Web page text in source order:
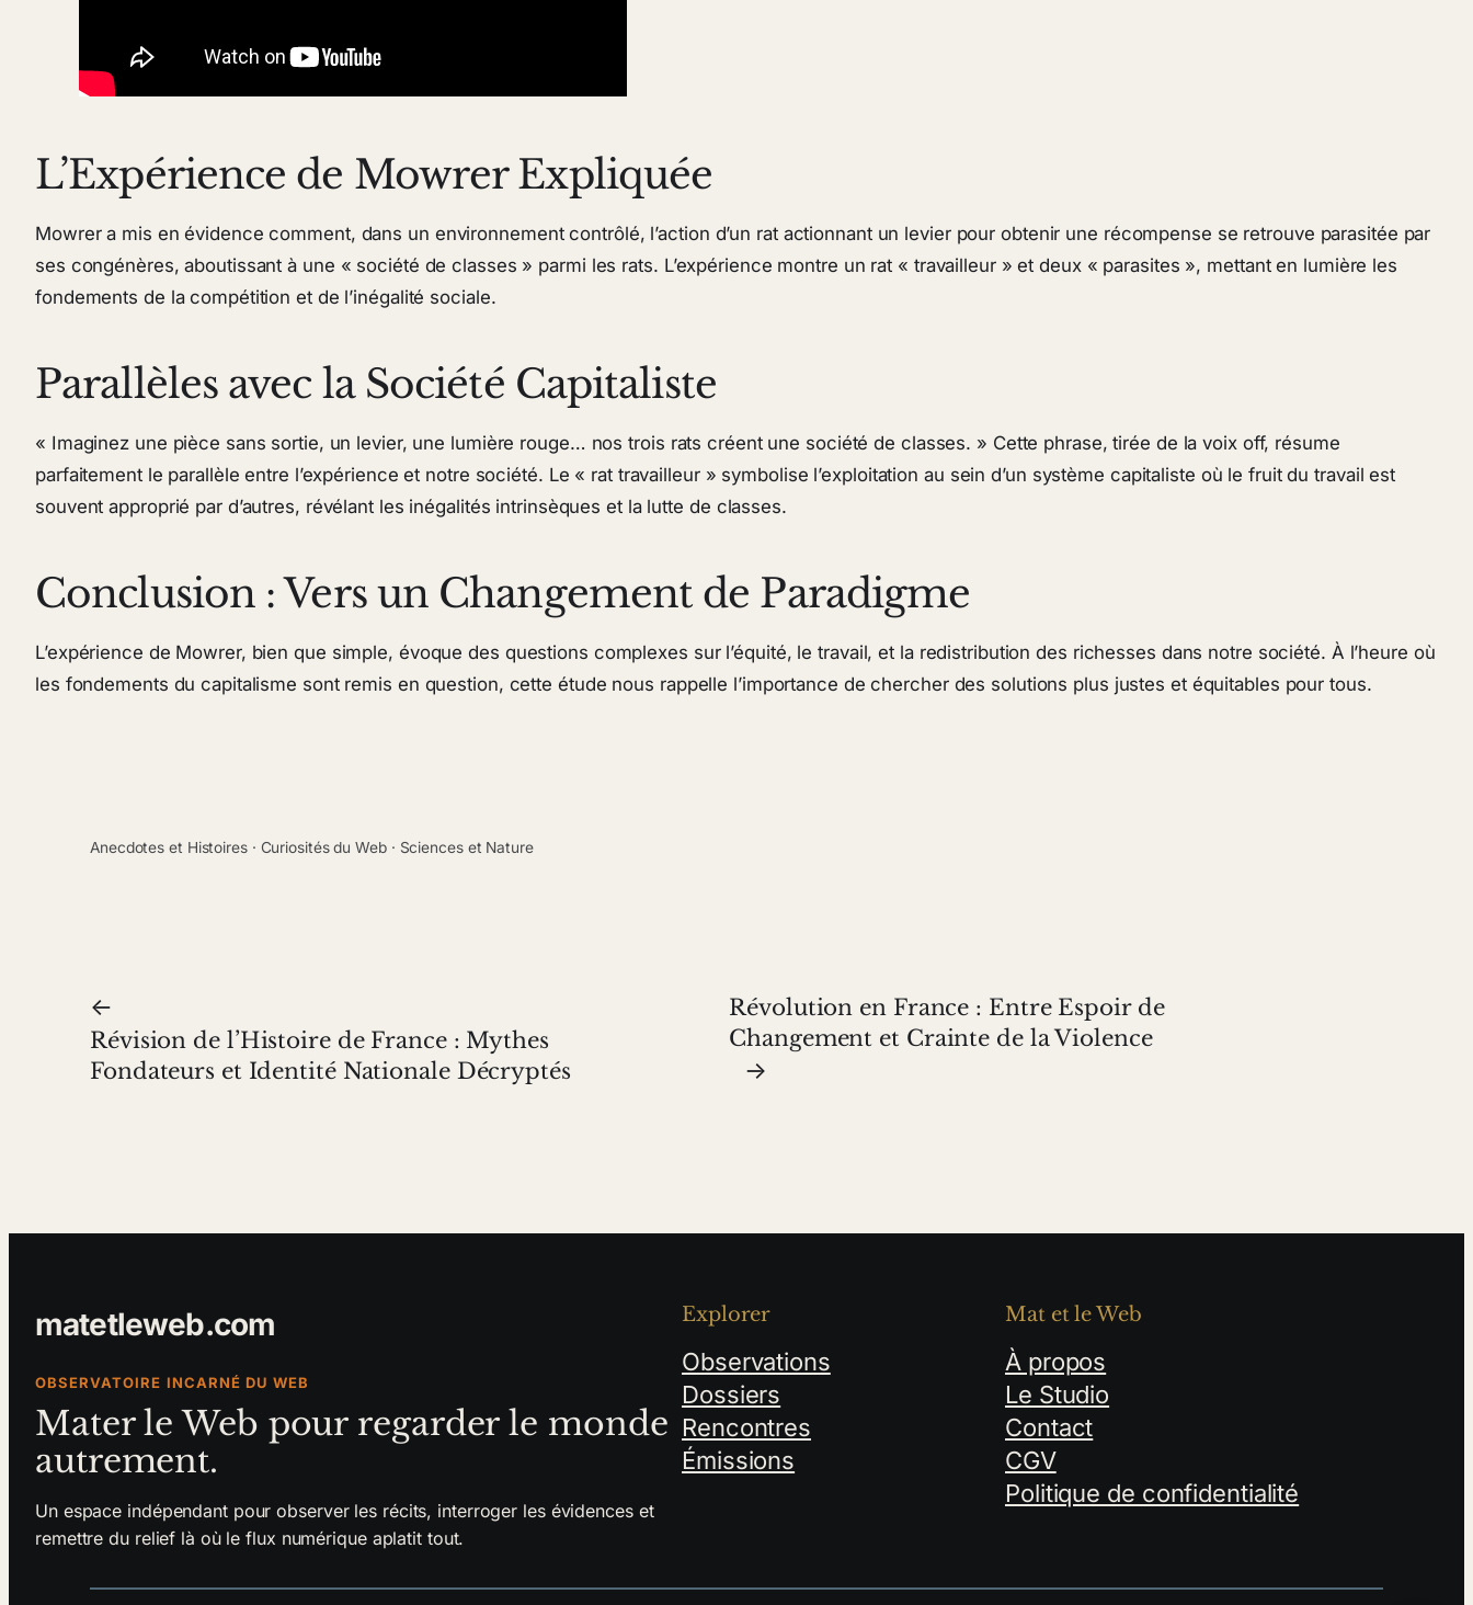
L’Expérience de Mowrer Expliquée
Mowrer a mis en évidence comment, dans un environnement contrôlé, l’action d’un rat actionnant un levier pour obtenir une récompense se retrouve parasitée par
ses congénères, aboutissant à une « société de classes » parmi les rats. L’expérience montre un rat « travailleur » et deux « parasites », mettant en lumière les
fondements de la compétition et de l’inégalité sociale.
Parallèles avec la Société Capitaliste
« Imaginez une pièce sans sortie, un levier, une lumière rouge… nos trois rats créent une société de classes. » Cette phrase, tirée de la voix off, résume
parfaitement le parallèle entre l’expérience et notre société. Le « rat travailleur » symbolise l’exploitation au sein d’un système capitaliste où le fruit du travail est
souvent approprié par d’autres, révélant les inégalités intrinsèques et la lutte de classes.
Conclusion : Vers un Changement de Paradigme
L’expérience de Mowrer, bien que simple, évoque des questions complexes sur l’équité, le travail, et la redistribution des richesses dans notre société. À l’heure où
les fondements du capitalisme sont remis en question, cette étude nous rappelle l’importance de chercher des solutions plus justes et équitables pour tous.
Anecdotes et Histoires · Curiosités du Web · Sciences et Nature
←
Révision de l’Histoire de France : Mythes
Fondateurs et Identité Nationale Décryptés
Révolution en France : Entre Espoir de
Changement et Crainte de la Violence
→
matetleweb.com
OBSERVATOIRE INCARNÉ DU WEB
Mater le Web pour regarder le monde
autrement.
Un espace indépendant pour observer les récits, interroger les évidences et
remettre du relief là où le flux numérique aplatit tout.
Explorer
Observations
Dossiers
Rencontres
Émissions
Mat et le Web
À propos
Le Studio
Contact
CGV
Politique de confidentialité